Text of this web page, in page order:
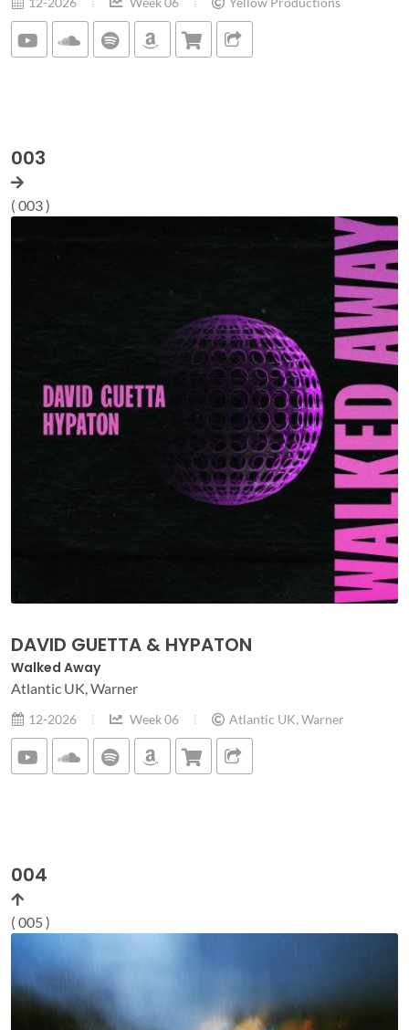
003
( 003 )
DAVID GUETTA & HYPATON
Walked Away
Atlantic UK, Warner
12-2026 Week 06 Atlantic UK, Warner
004
( 005 )